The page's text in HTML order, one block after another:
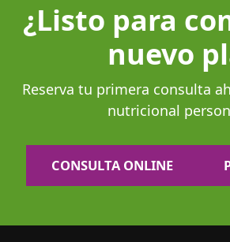
¿Listo para
nuevo
Reserva tu primera consulta
nutricional
CONSULTA ONLINE